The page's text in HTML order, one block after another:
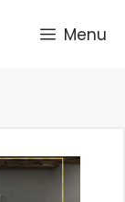
Menu